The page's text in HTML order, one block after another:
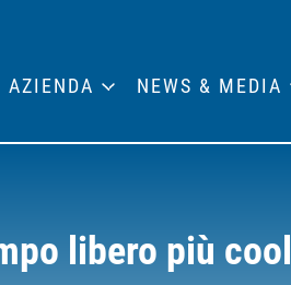
libero più cool
AZIENDA NEWS & MEDIA